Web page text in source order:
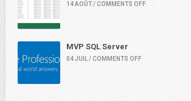
14 AOÛT / COMMENTS OFF
MVP SQL Server
04 JUIL / COMMENTS OFF